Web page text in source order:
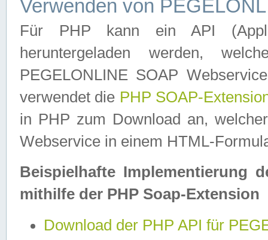
Verwenden von
Für PHP kann ein API
heruntergeladen werden,
PEGELONLINE SOAP
verwendet die PHP SOAP-
in PHP zum Download an,
Webservice in einem HTML-
Beispielhafte Implementierung
mithilfe der PHP Soap-Extension
Download der PHP API für